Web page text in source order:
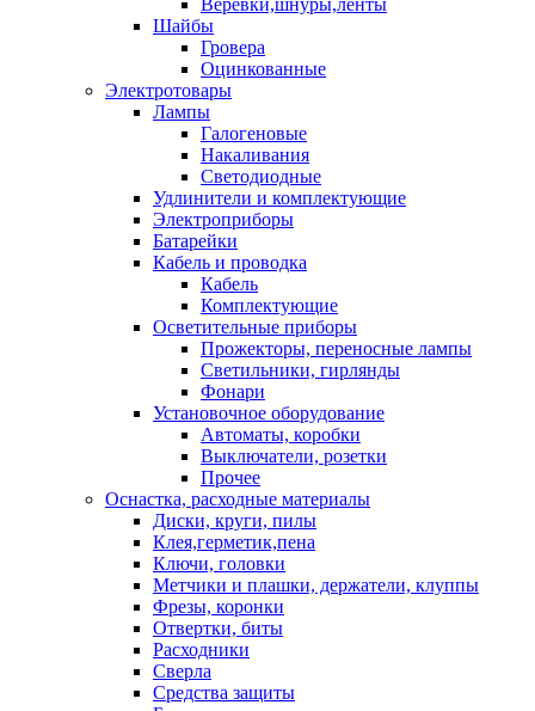
Веревки,шнуры,ленты
Шайбы
Гровера
Оцинкованные
Электротовары
Лампы
Галогеновые
Накаливания
Светодиодные
Удлинители и комплектующие
Электроприборы
Батарейки
Кабель и проводка
Кабель
Комплектующие
Осветительные приборы
Прожекторы, переносные лампы
Светильники, гирлянды
Фонари
Установочное оборудование
Автоматы, коробки
Выключатели, розетки
Прочее
Оснастка, расходные материалы
Диски, круги, пилы
Клея,герметик,пена
Ключи, головки
Метчики и плашки, держатели, клуппы
Фрезы, коронки
Отвертки, биты
Расходники
Сверла
Средства защиты